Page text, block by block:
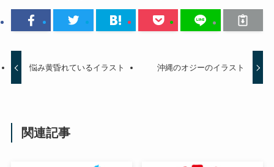
悩み黄昏れているイラスト 沖縄のオジーのイラスト
関連記事